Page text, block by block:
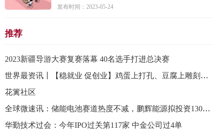
发布时间：2023-05-24
推荐
2023新疆导游大赛复赛落幕 40名选手打进总决赛
世界最资讯丨【稳就业 促创业】鸡蛋上打孔、豆腐上雕刻、面条细如发丝…… 带你揭秘这些绝活是如何练成的
花篱社区
全球微速讯：储能电池赛道热度不减，鹏辉能源拟投资130亿元加码储能电池
华勤技术过会：今年IPO过关第117家 中金公司过4单